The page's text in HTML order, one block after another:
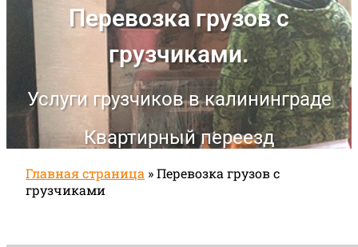
Перевозка грузов с
грузчиками.
Услуги грузчиков в калининграде
Квартирный переезд
Главная страница »Перевозка грузов с
грузчиками